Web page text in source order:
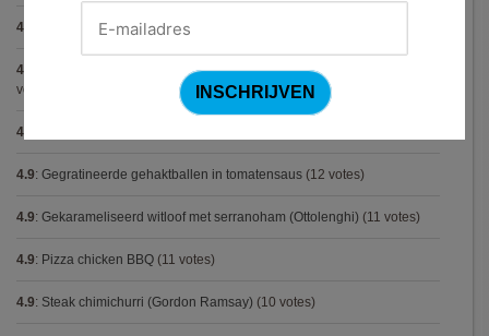
4.9 Pasta met spinazieballetjes (Antonio Carluccio)
4.9 Volkorenspaghetti in mosterdsaus met prei en spek (Colruyt)
votes)
4.9
4.9: Gegratineerde gehaktballen in tomatensaus (12 votes)
4.9: Gekarameliseerd witloof met serranoham (Ottolenghi) (11 votes)
4.9: Pizza chicken BBQ (11 votes)
4.9: Steak chimichurri (Gordon Ramsay) (10 votes)